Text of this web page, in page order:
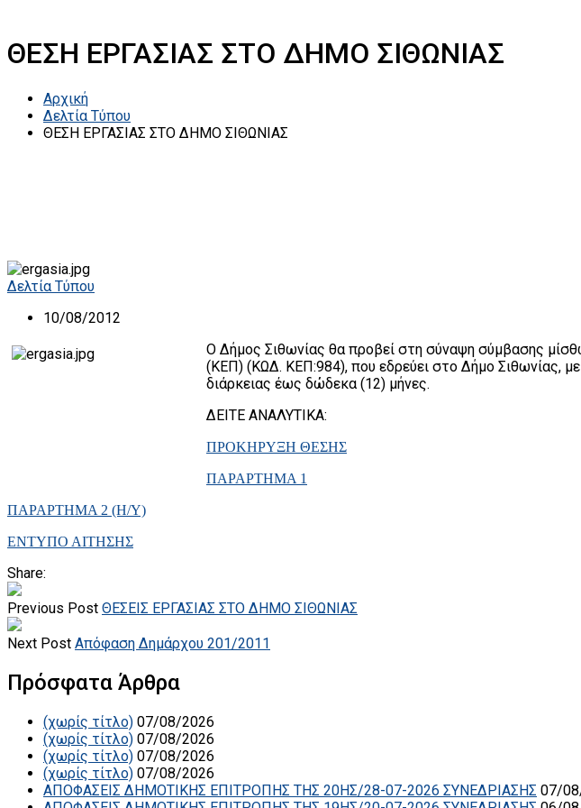
ΘΕΣΗ ΕΡΓΑΣΙΑΣ ΣΤΟ ΔΗΜΟ ΣΙΘΩΝΙΑΣ
Αρχική
Δελτία Τύπου
ΘΕΣΗ ΕΡΓΑΣΙΑΣ ΣΤΟ ΔΗΜΟ ΣΙΘΩΝΙΑΣ
Δελτία Τύπου
10/08/2012
Ο Δήμος Σιθωνίας θα προβεί στη σύναψη σύμβασης
(ΚΕΠ) (ΚΩΔ. ΚΕΠ:984), που εδρεύει στο Δήμο Σιθωνίας,
διάρκειας έως δώδεκα (12) μήνες.
ΔΕΙΤΕ ΑΝΑΛΥΤΙΚΑ:
ΠΡΟΚΗΡΥΞΗ ΘΕΣΗΣ
ΠΑΡΑΡΤΗΜΑ 1
ΠΑΡΑΡΤΗΜΑ 2 (Η/Υ)
ΕΝΤΥΠΟ ΑΙΤΗΣΗΣ
Share:
Previous Post ΘΕΣΕΙΣ ΕΡΓΑΣΙΑΣ ΣΤΟ ΔΗΜΟ ΣΙΘΩΝΙΑΣ
Next Post Απόφαση Δημάρχου 201/2011
Πρόσφατα Άρθρα
(χωρίς τίτλο) 07/08/2026
(χωρίς τίτλο) 07/08/2026
(χωρίς τίτλο) 07/08/2026
(χωρίς τίτλο) 07/08/2026
ΑΠΟΦΑΣΕΙΣ ΔΗΜΟΤΙΚΗΣ ΕΠΙΤΡΟΠΗΣ ΤΗΣ 20ΗΣ/28-07-2026 ΣΥΝΕΔΡΙΑΣΗΣ 07/